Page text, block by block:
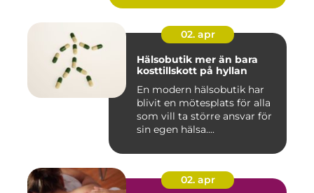
02. apr
Hälsobutik mer än bara
kosttillskott på hyllan
En modern hälsobutik har
blivit en mötesplats för alla
som vill ta större ansvar för
sin egen hälsa....
02. apr